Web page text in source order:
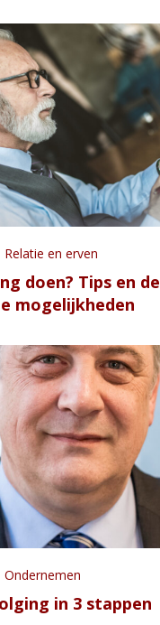
Relatie en erven
doen? Tips en de
mogelijkheden
Ondernemen
in 3 stappen